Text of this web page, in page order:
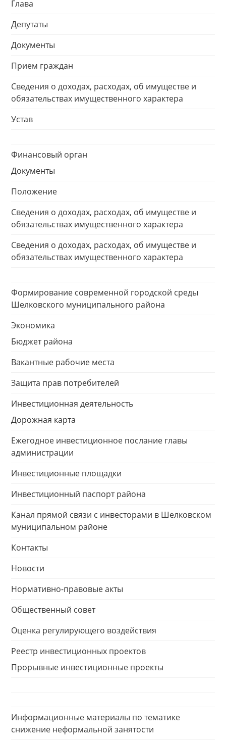
Глава
Депутаты
Документы
Прием граждан
Сведения о доходах, расходах, об имуществе и
обязательствах имущественного характера
Устав
Финансовый орган
Документы
Положение
Сведения о доходах, расходах, об имуществе и
обязательствах имущественного характера
Сведения о доходах, расходах, об имуществе и
обязательствах имущественного характера
Формирование современной городской среды
Шелковского муниципального района
Экономика
Бюджет района
Вакантные рабочие места
Защита прав потребителей
Инвестиционная деятельность
Дорожная карта
Ежегодное инвестиционное послание главы
администрации
Инвестиционные площадки
Инвестиционный паспорт района
Канал прямой связи с инвесторами в Шелковском
муниципальном районе
Контакты
Новости
Нормативно-правовые акты
Общественный совет
Оценка регулирующего воздействия
Реестр инвестиционных проектов
Прорывные инвестиционные проекты
Информационные материалы по тематике
снижение неформальной занятости